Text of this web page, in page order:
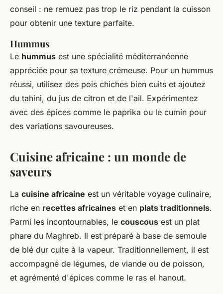
conseil : ne remuez pas trop le riz pendant la cuisson
pour obtenir une texture parfaite.
Hummus
Le hummus est une spécialité méditerranéenne
appréciée pour sa texture crémeuse. Pour un hummus
réussi, utilisez des pois chiches bien cuits et ajoutez
du tahini, du jus de citron et de l'ail. Expérimentez
avec des épices comme le paprika ou le cumin pour
des variations savoureuses.
Cuisine africaine : un monde de
saveurs
La cuisine africaine est un véritable voyage culinaire,
riche en recettes africaines et en plats traditionnels.
Parmi les incontournables, le couscous est un plat
phare du Maghreb. Il est préparé à base de semoule
de blé dur cuite à la vapeur. Traditionnellement, il est
accompagné de légumes, de viande ou de poisson,
et agrémenté d'épices comme le ras el hanout.